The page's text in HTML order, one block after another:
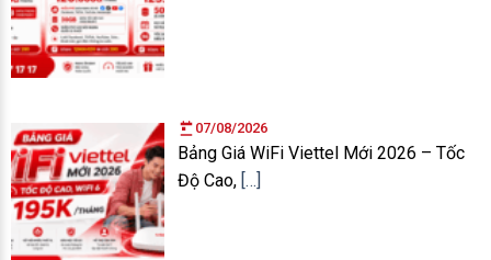
07/08/2026
Bảng Giá WiFi Viettel Mới 2026 – Tốc
Độ Cao, […]